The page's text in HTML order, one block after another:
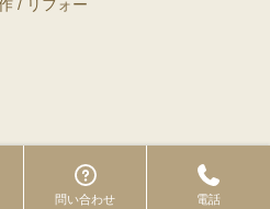
/ リフォー
ター工房 All Rights Reserved.
問い合わせ 電話